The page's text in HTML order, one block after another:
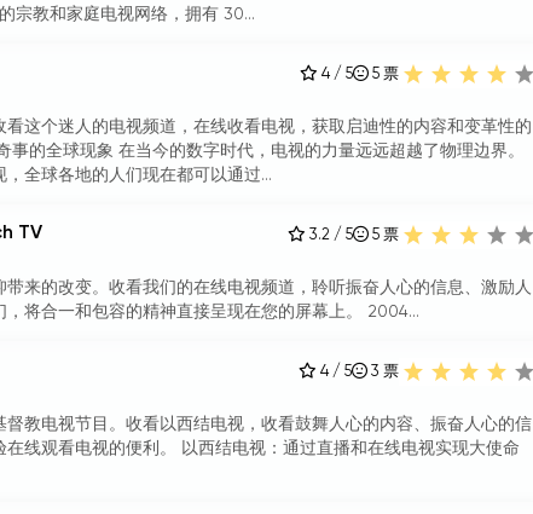
宗教和家庭电视网络，拥有 30...
4 / 5 5 票
这个迷人的电视频道，在线收看电视，获取启迪性的内容和变革性的
的全球现象 在当今的数字时代，电视的力量远远超越了物理边界。
全球各地的人们现在都可以通过...
TV 3.2 / 5 5 票
来的改变。收看我们的在线电视频道，聆听振奋人心的信息、激励人
将合一和包容的精神直接呈现在您的屏幕上。 2004...
4 / 5 3 票
教电视节目。收看以西结电视，收看鼓舞人心的内容、振奋人心的信
线观看电视的便利。 以西结电视：通过直播和在线电视实现大使命